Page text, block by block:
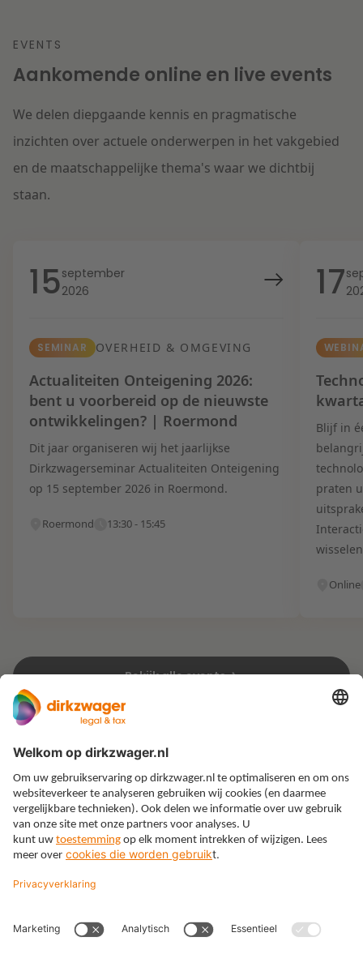
EVENTS
Aankomende online en live events
We delen diepgaande kennis en pragmatische
inzichten over actuele onderwerpen in het vakgebied
en de maatschappelijke thema's waar we dichtbij
staan.
15september
2026
SEMINAR OVERHEID & OMGEVING
Actualiteiten Onteigening 2026:
bent u voorbereid op de nieuwste
ontwikkelingen? | Roermond
Dit jaar organiseren wij het jaarlijkse
Dirkzwagerseminar Actualiteiten Onteigening
op 15 september 2026 in Roermond.
Roermond 13:30 - 15:45
17
Blijf in
praten
Online
Bekijk alle events
Expertises
Thema’s